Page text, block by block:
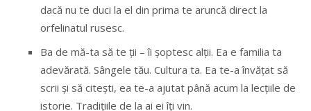
dacă nu te duci la el din prima te aruncă direct la
orfelinatul rusesc.
Ba de mă-ta să te ţii – îi şoptesc alţii. Ea e familia ta
adevărată. Sângele tău. Cultura ta. Ea te-a învăţat să
scrii şi să citeşti, ea te-a ajutat până acum la lecţiile de
istorie. Tradiţiile de la ai ei îţi vin.